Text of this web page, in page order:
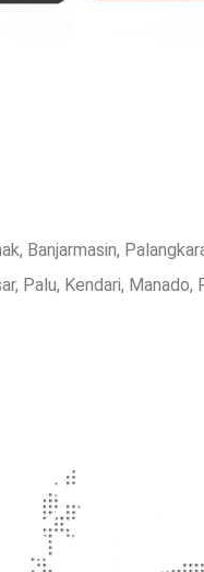
Banjarmasin,
Palu, Kendari, Manado,